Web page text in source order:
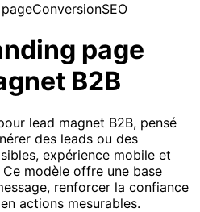
ConversionSEO
page
B2B
lead magnet B2B, pensé
des leads ou des
expérience mobile et
modèle offre une base
renforcer la confiance
actions mesurables.